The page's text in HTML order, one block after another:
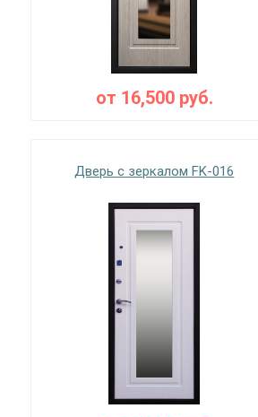
от 16,500руб.
Дверь с зеркалом FK-016